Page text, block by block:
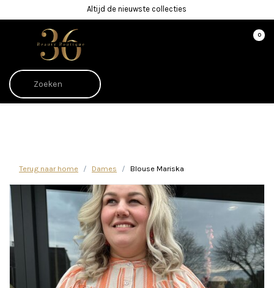
Altijd de nieuwste collecties
0
Terug naar home Dames Blouse Mariska